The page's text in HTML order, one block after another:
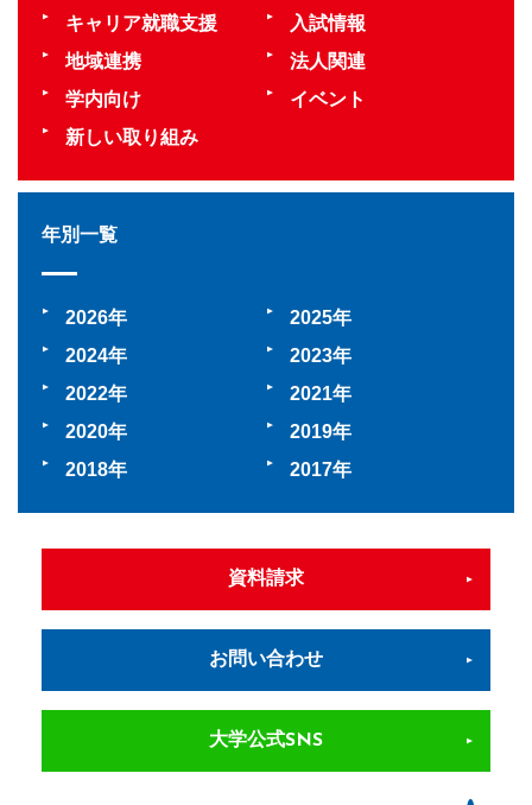
キャリア就職支援
入試情報
地域連携
法人関連
学内向け
イベント
新しい取り組み
年別一覧
2026
2025
2024
2023
2022
2021
2020
2019
2018
2017
資料請求
お問い合わせ
大学公式SNS